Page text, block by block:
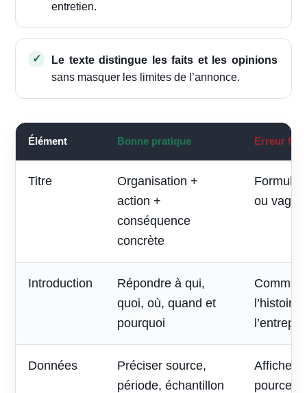
entretien.
Le texte distingue les faits et les opinions
sans masquer les limites de l’annonce.
Élément Bonne pratique Erreur
Titre
Organisation +
action +
conséquence
concrète
Formule
ou vague
Introduction
Répondre à qui,
quoi, où, quand et
pourquoi
Données
Préciser source,
période, échantillon
Afficher